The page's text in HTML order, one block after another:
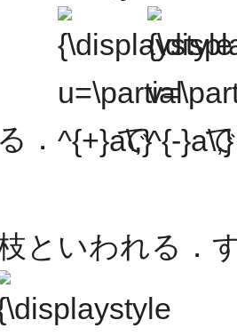
る．
{\displaystyle
u=\partial
^{+}a\,}
で
{\displaystyle
v=\partial
^{-}a\,}
といわれる．